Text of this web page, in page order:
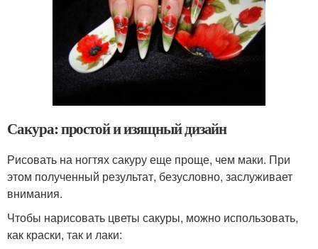
Сакура: простой и изящный дизайн
Рисовать на ногтях сакуру еще проще, чем маки. При
этом полученный результат, безусловно, заслуживает
внимания.
Чтобы нарисовать цветы сакуры, можно использовать,
как краски, так и лаки: